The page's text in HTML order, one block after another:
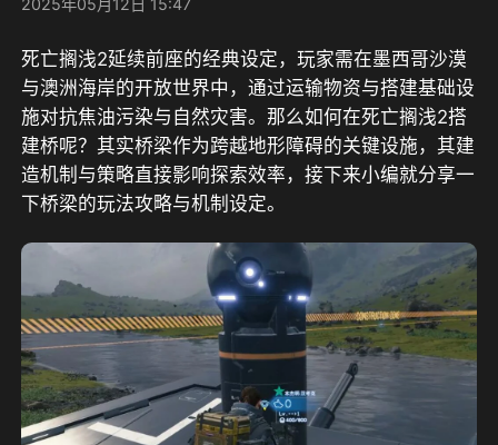
死亡搁浅2延续前座的经典设定，玩家需在墨西哥沙漠
与澳洲海岸的开放世界中，通过运输物资与搭建基础设
施对抗焦油污染与自然灾害。那么如何在死亡搁浅2搭
建桥呢？其实桥梁作为跨越地形障碍的关键设施，其建
造机制与策略直接影响探索效率，接下来小编就分享一
下桥梁的玩法攻略与机制设定。